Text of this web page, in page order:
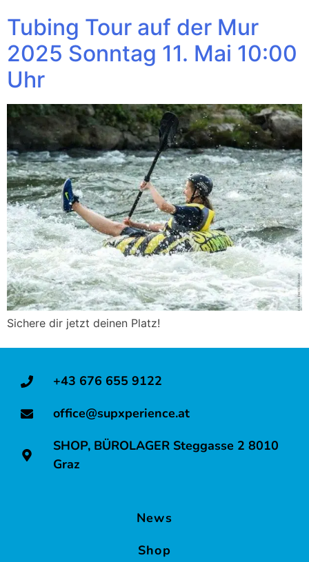
Tubing Tour auf der Mur
2025 Sonntag 11. Mai 10:00
Uhr
Sichere dir jetzt deinen Platz!
+43 676 655 9122
office@supxperience.at
SHOP, BÜROLAGER Steggasse 2 8010
Graz
News
Shop